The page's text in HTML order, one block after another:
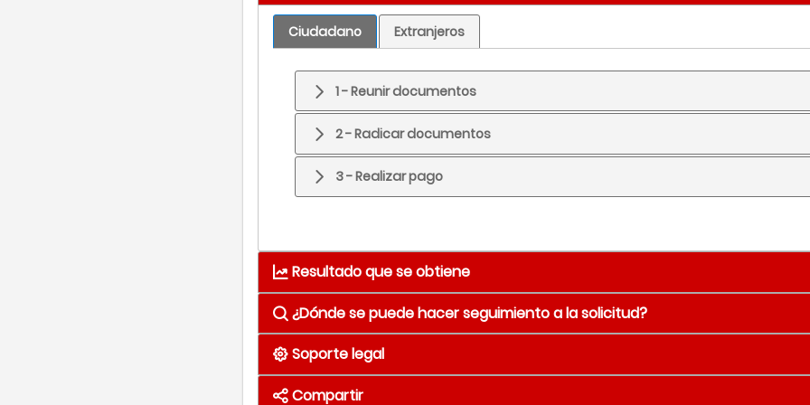
Ciudadano Extranjeros
1 - Reunir documentos
2 - Radicar documentos
3 - Realizar pago
Resultado que se obtiene
Resultado Matrícula como estudiante de pregrado
Se obtiene de forma inmediata
¿Dónde se puede hacer seguimiento a la solicitud?
Medio
Correo
Soporte legal
Compartir